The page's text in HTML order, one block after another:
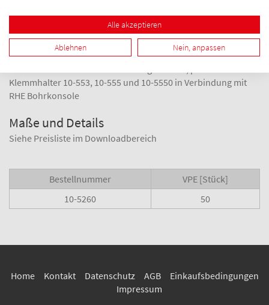
Aushebe- und
Verschiebesicherung
Klemmhalter 10-553, 10-555 und 10-5550 in Verbindung mit
RHE Bohrkonsole
Maße und Details
Siehe Preisliste im Downloadbereich
Bestellnummer
VPE [Stück]
10-5260
50
Home Kontakt Datenschutz AGB
Einkaufsbedingungen
Impressum
Alle akzeptieren
Ablehnen Nein, anpassen